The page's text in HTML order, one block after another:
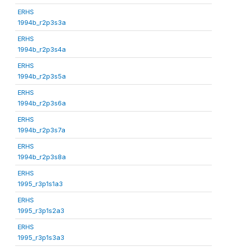
ERHS
1994b_r2p3s3a
ERHS
1994b_r2p3s4a
ERHS
1994b_r2p3s5a
ERHS
1994b_r2p3s6a
ERHS
1994b_r2p3s7a
ERHS
1994b_r2p3s8a
ERHS
1995_r3p1s1a3
ERHS
1995_r3p1s2a3
ERHS
1995_r3p1s3a3